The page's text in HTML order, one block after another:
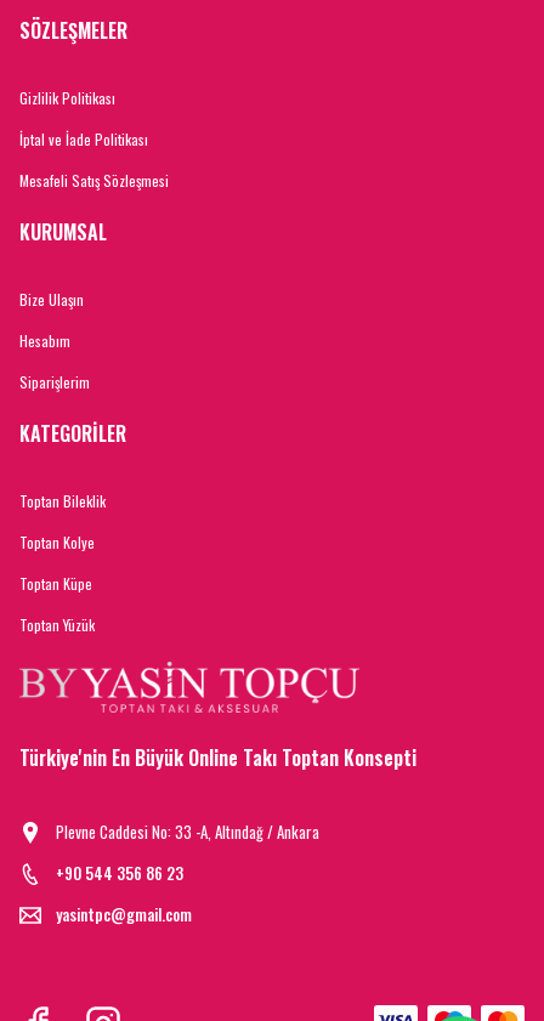
SÖZLEŞMELER
Gizlilik Politikası
İptal ve İade Politikası
Mesafeli Satış Sözleşmesi
KURUMSAL
Bize Ulaşın
Hesabım
Siparişlerim
KATEGORİLER
Toptan Bileklik
Toptan Kolye
Toptan Küpe
Toptan Yüzük
Türkiye'nin En Büyük Online Takı Toptan Konsepti
Plevne Caddesi No: 33 -A, Altındağ / Ankara
+90 544 356 86 23
yasintpc@gmail.com